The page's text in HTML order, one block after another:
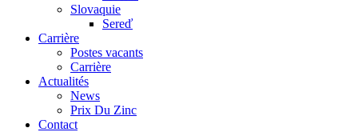
Slovaquie
Sereď
Carrière
Postes vacants
Carrière
Actualités
News
Prix Du Zinc
Contact